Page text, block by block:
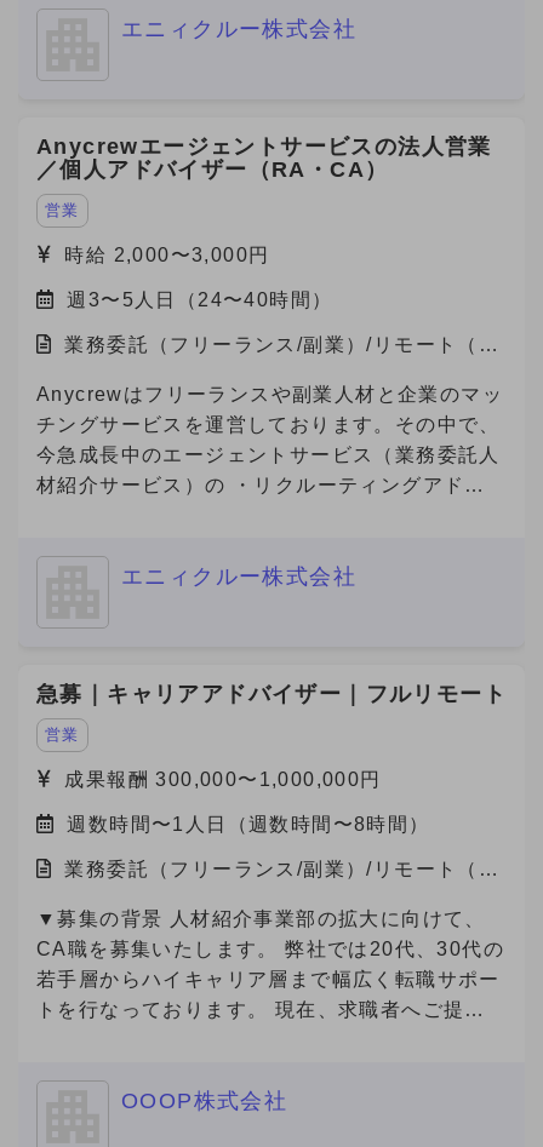
ケティング領域の営業・提案・実行体制を確立す
されるポジションで、案件提案〜納品ディレクシ
ョンまで幅広く関与でき、事業責任者に近い裁量
を持つことができる案件です。
エニィクルー株式会社
Anycrewエージェントサービスの法人営業
／個人アドバイザー（RA・CA）
営業
時給 2,000〜3,000円
週3〜5人日（24〜40時間）
業務委託（フリーランス/副業）/リモート（在
Anycrewはフリーランスや副業人材と企業のマッ
チングサービスを運営しております。その中で、
今急成長中のエージェントサービス（業務委託人
材紹介サービス）の ・リクルーティングアドバ
を募集しております。
エニィクルー株式会社
急募｜キャリアアドバイザー｜フルリモート
営業
成果報酬 300,000〜1,000,000円
週数時間〜1人日（週数時間〜8時間）
業務委託（フリーランス/副業）/リモート（在
▼募集の背景 人材紹介事業部の拡大に向けて、
CA職を募集いたします。 弊社では20代、30代の
若手層からハイキャリア層まで幅広く転職サポー
トを行なっております。 現在、求職者へご提案
OOOP株式会社